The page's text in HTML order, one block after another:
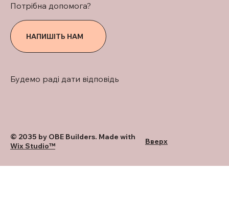
Будемо раді дати відповідь
НАПИШІТЬ НАМ
Потрібна допомога?
© 2035 by OBE Builders. Made with
Wix Studio™
Вверх